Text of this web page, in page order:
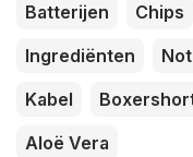
Batterijen
Chips
Ingrediënten
Kabel
Aloë Vera